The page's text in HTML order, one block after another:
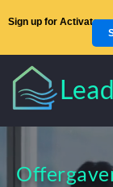
Sign up for Activators